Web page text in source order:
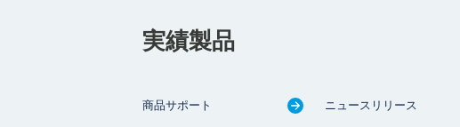
実績製品
商品サポート ニュースリリース